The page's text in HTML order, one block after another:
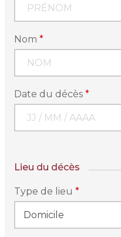
Nom*
Date du décès*
Lieu du décès
Type de lieu*